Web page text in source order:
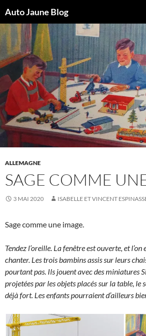
Auto Jaune Blog
CONTENU
ALLEMAGNE
SAGE COMME
3 MAI 2020 ISABELLE ET VINCENT
Sage comme une image.
Tendez l’oreille. La fenêtre est ouverte, et
chanter. Les trois bambins assis sur leurs
pourtant pas. Ils jouent avec des miniatures
projetées par les objets placés sur la table,
déjà fort. Les enfants pourraient d’ailleurs